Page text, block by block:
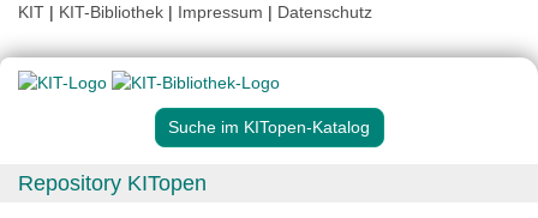
KIT | KIT-Bibliothek | Impressum | Datenschutz
Suche im KITopen-Katalog
Repository KITopen